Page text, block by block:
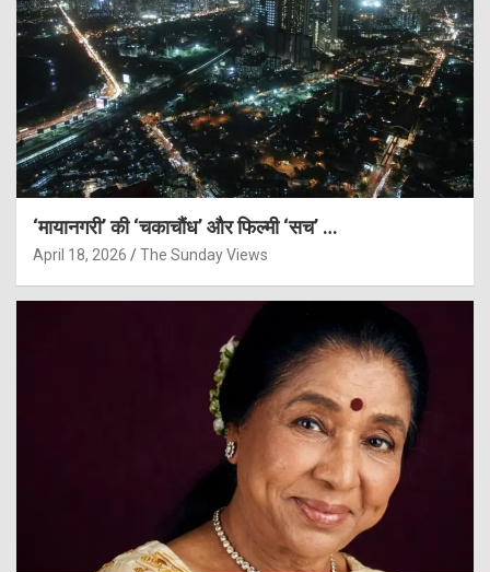
‘मायानगरी’ की ‘चकाचौंध’ और फिल्मी ‘सच’ …
April 18, 2026 The Sunday Views